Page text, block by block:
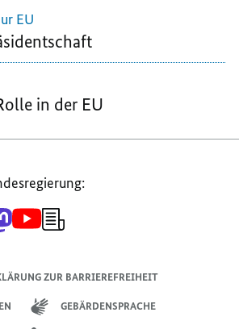
RAT
DER
EU
in der EU
Zum
Mastodon-
Zum
YouTube-Anmeldung
ZUR BARRIEREFREIHEIT
GEBÄRDENSPRACHE